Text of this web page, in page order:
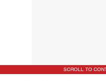
SCROLL TO